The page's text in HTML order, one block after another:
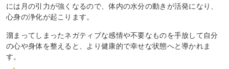
には月の引力が強くなるので、体内の水分の動きが活発になり、
心身の浄化が起こります。
溜まってしまったネガティブな感情や不要なものを手放して自分
の心や身体を整えると、より健康的で幸せな状態へと導かれま
す。